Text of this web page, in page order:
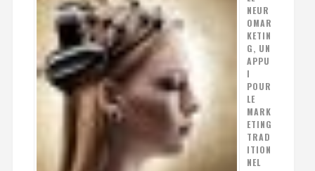
NEUR
OMAR
KETIN
G, UN
APPU
I
POUR
LE
MARK
ETING
TRAD
ITION
NEL